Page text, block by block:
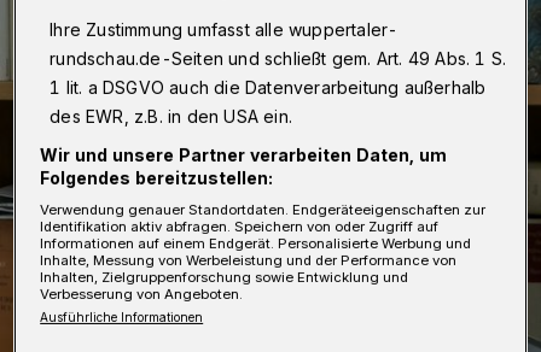
Ihre Zustimmung umfasst alle wuppertaler-
rundschau.de-Seiten und schließt gem. Art. 49 Abs. 1 S.
1 lit. a DSGVO auch die Datenverarbeitung außerhalb
des EWR, z.B. in den USA ein.
Wir und unsere Partner verarbeiten Daten, um
Folgendes bereitzustellen:
Verwendung genauer Standortdaten. Endgeräteeigenschaften zur
Identifikation aktiv abfragen. Speichern von oder Zugriff auf
Informationen auf einem Endgerät. Personalisierte Werbung und
Inhalte, Messung von Werbeleistung und der Performance von
Inhalten, Zielgruppenforschung sowie Entwicklung und
Verbesserung von Angeboten.
Ausführliche Informationen